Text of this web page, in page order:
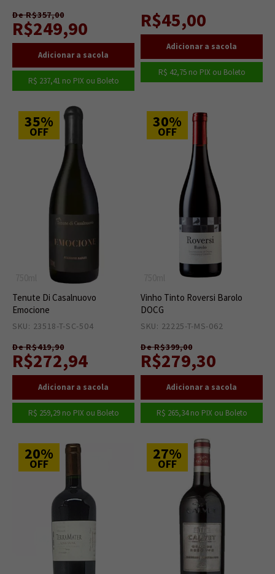
De R$357,00
R$249,90
R$ 237,41no PIX ou Boleto
R$45,00
R$ 42,75no PIX ou Boleto
35%
OFF
Tenute Di Casalnuovo
Emocione
SKU: 23518-T-SC-504
De R$419,90
R$272,94
R$ 259,29no PIX ou Boleto
30%
OFF
Vinho Tinto Roversi Barolo
DOCG
SKU: 22225-T-MS-062
De R$399,00
R$279,30
R$ 265,34no PIX ou Boleto
20%
OFF
27%
OFF